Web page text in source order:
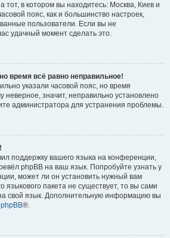
тот, в котором вы находитесь: Москва, Киев и
пояс, как и большинство настроек,
пользователи. Если вы не
удачный момент сделать это.
время всё равно неправильное!
указали часовой пояс, но время
неверное, значит, неправильно установлено
администратора для устранения проблемы.
поддержку вашего языка на конференции,
phpBB на ваш язык. Попробуйте узнать у
может ли он установить нужный вам
языкового пакета не существует, то вы сами
свой язык. Дополнительную информацию вы
phpBB®.